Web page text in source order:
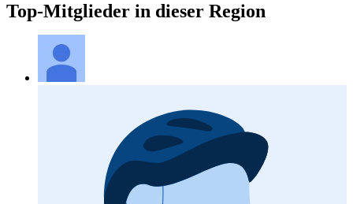
Top-Mitglieder in dieser Region